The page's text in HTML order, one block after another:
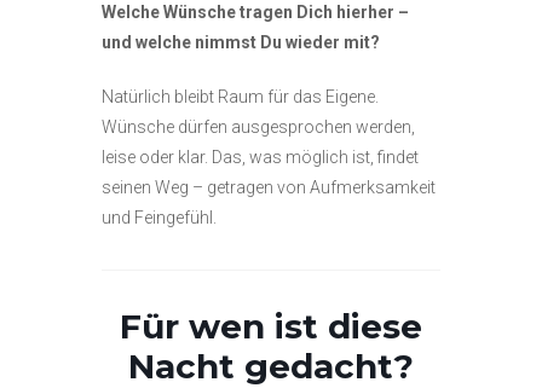
Welche Wünsche tragen Dich hierher –
und welche nimmst Du wieder mit?
Natürlich bleibt Raum für das Eigene.
Wünsche dürfen ausgesprochen werden,
leise oder klar. Das, was möglich ist, findet
seinen Weg – getragen von Aufmerksamkeit
und Feingefühl.
Für wen ist diese
Nacht gedacht?